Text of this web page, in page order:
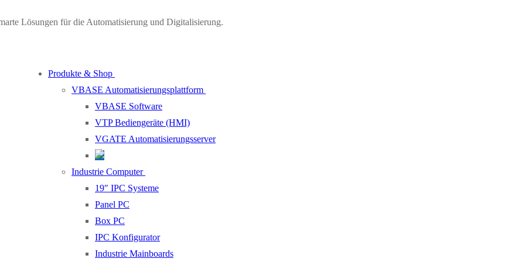
Lösungen für die Automatisierung und Digitalisierung.
Produkte & Shop
VBASE Automatisierungsplattform
VBASE Software
VTP Bediengeräte (HMI)
VGATE Automatisierungsserver
Industrie Computer
19″ IPC Systeme
Panel PC
Box PC
IPC Konfigurator
Industrie Mainboards